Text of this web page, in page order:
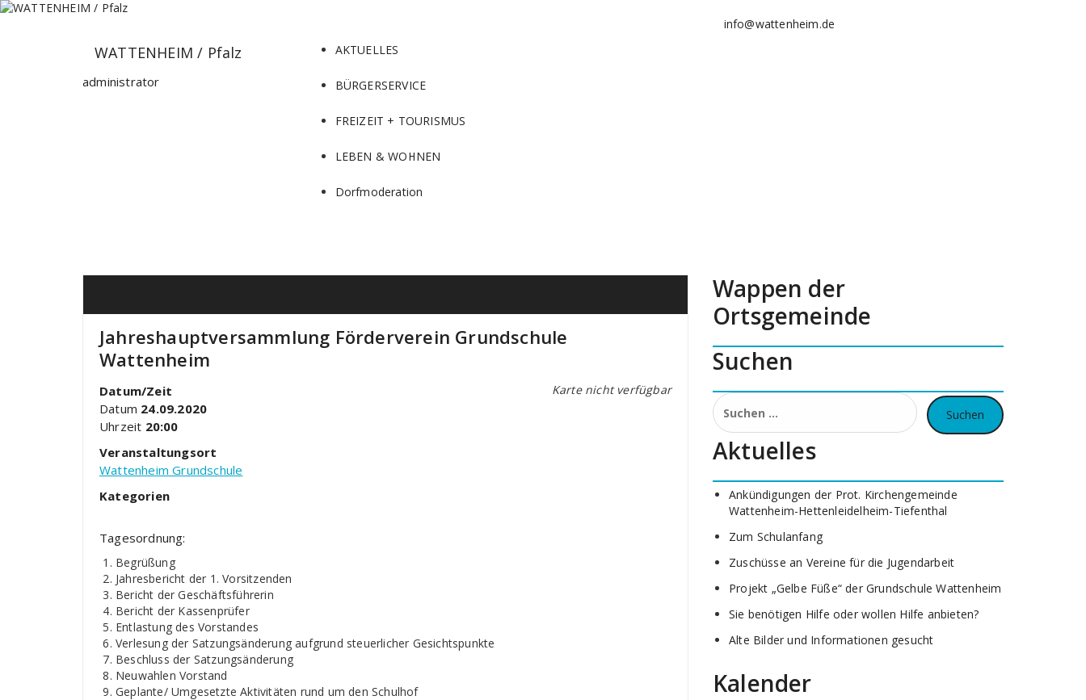
Zum
info@wattenheim.de
WATTENHEIM / Pfalz
administrator
AKTUELLES
BÜRGERSERVICE
FREIZEIT + TOURISMUS
LEBEN & WOHNEN
Dorfmoderation
Jahreshauptversammlung Förderverein Grundschule
Wattenheim
Karte nicht verfügbar
Datum/Zeit
Datum 24.09.2020
Uhrzeit 20:00
Veranstaltungsort
Wattenheim Grundschule
Kategorien
Tagesordnung:
Begrüßung
Jahresbericht der 1. Vorsitzenden
Bericht der Geschäftsführerin
Bericht der Kassenprüfer
Entlastung des Vorstandes
Verlesung der Satzungsänderung aufgrund steuerlicher Gesichtspunkte
Beschluss der Satzungsänderung
Neuwahlen Vorstand
Geplante/ Umgesetzte Aktivitäten rund um den Schulhof
Wappen der
Ortsgemeinde
Suchen
Suchen
nach:
Aktuelles
Ankündigungen der Prot. Kirchengemeinde
Wattenheim-Hettenleidelheim-Tiefenthal
Zum Schulanfang
Zuschüsse an Vereine für die Jugendarbeit
Projekt „Gelbe Füße“ der Grundschule Wattenheim
Sie benötigen Hilfe oder wollen Hilfe anbieten?
Alte Bilder und Informationen gesucht
Kalender